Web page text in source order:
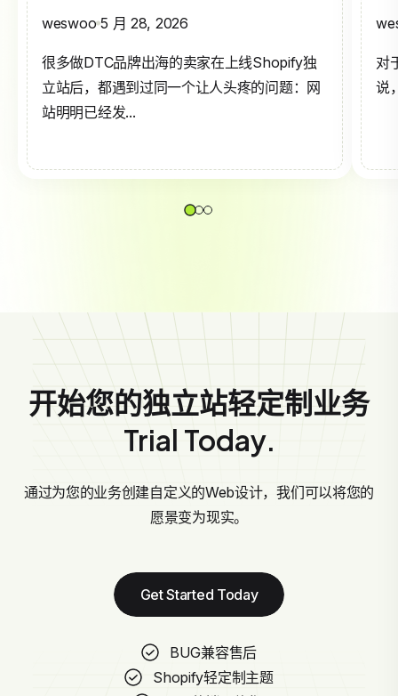
weswoo 5 月 28, 2026
很多做DTC品牌出海的卖家在上线Shopify独
立站后，都遇到过同一个让人头疼的问题：网
站明明已经发...
对
说
开始您的独立站轻定制业务
Trial Today.
通过为您的业务创建自定义的Web设计，我们可以将您的
愿景变为现实。
Get Started Today
BUG兼容售后
Shopify轻定制主题